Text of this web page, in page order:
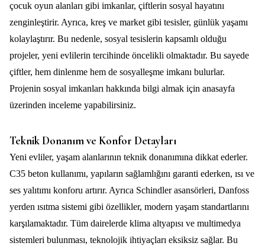
çocuk oyun alanları gibi imkanlar, çiftlerin sosyal hayatını
zenginleştirir. Ayrıca, kreş ve market gibi tesisler, günlük yaşamı
kolaylaştırır. Bu nedenle, sosyal tesislerin kapsamlı olduğu
projeler, yeni evlilerin tercihinde öncelikli olmaktadır. Bu sayede
çiftler, hem dinlenme hem de sosyalleşme imkanı bulurlar.
Projenin sosyal imkanları hakkında bilgi almak için anasayfa
üzerinden inceleme yapabilirsiniz.
Teknik Donanım ve Konfor Detayları
Yeni evliler, yaşam alanlarının teknik donanımına dikkat ederler.
C35 beton kullanımı, yapıların sağlamlığını garanti ederken, ısı ve
ses yalıtımı konforu artırır. Ayrıca Schindler asansörleri, Danfoss
yerden ısıtma sistemi gibi özellikler, modern yaşam standartlarını
karşılamaktadır. Tüm dairelerde klima altyapısı ve multimedya
sistemleri bulunması, teknolojik ihtiyaçları eksiksiz sağlar. Bu